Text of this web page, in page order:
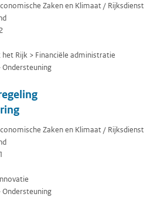
Zaken en Klimaat / Rijksdienst
Rijk > Financiële administratie
Ondersteuning
Zaken en Klimaat / Rijksdienst
Ondersteuning